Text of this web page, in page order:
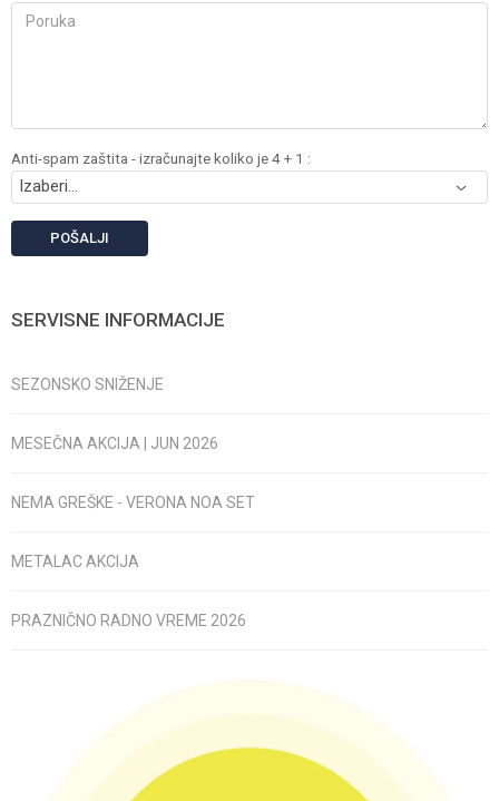
Anti-spam zaštita - izračunajte koliko je 4 + 1 :
POŠALJI
SERVISNE INFORMACIJE
SEZONSKO SNIŽENJE
MESEČNA AKCIJA | JUN 2026
NEMA GREŠKE - VERONA NOA SET
METALAC AKCIJA
PRAZNIČNO RADNO VREME 2026